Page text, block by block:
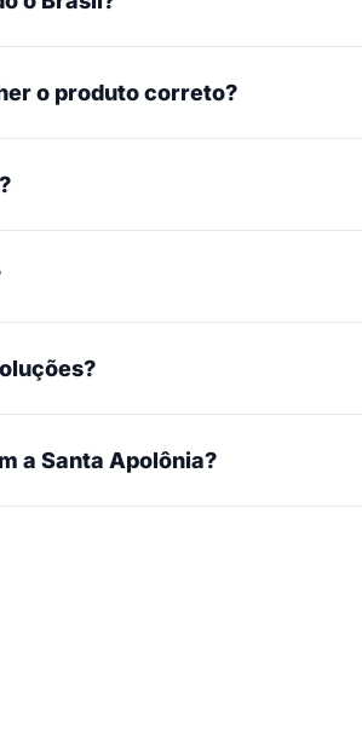
o produto correto?
a Santa Apolônia?